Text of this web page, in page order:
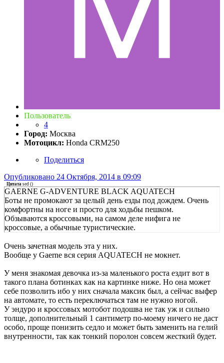
Пользователь
4
Город: Москва
Мотоцикл: Honda CRM250
Поделиться
Опубликовано 24 Октября, 2014 в 09:09
Цитата sed ()
GAERNE G-ADVENTURE BLACK AQUATECH
Боты не промокают за целый день езды под дождем. Очень
комфортны на ноге и просто для ходьбы пешком.
Обзываются кроссовыми, на самом деле нифига не
кроссовые, а обычные туристические.
Очень зачетная модель эта у них.
Вообще у Gaerne вся серия AQUATECH не мокнет.
У меня знакомая девочка из-за маленького роста ездит вот в
такого плана ботинках как на картинке ниже. Но она может
себе позволить ибо у них сначала максик был, а сейчас выфер
на автомате, то есть переключаться там не нужно ногой.
У эндуро и кроссовых мотобот подошва не так уж и сильно
толще, дополнительный 1 сантиметр по-моему ничего не даст
особо, проще понизить седло и может быть заменить на гелий
внутренности, так как тонкий поролон совсем жесткий будет.